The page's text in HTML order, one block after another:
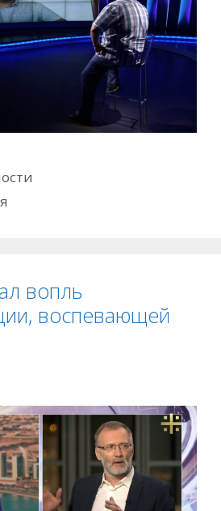
вопль
воспевающей